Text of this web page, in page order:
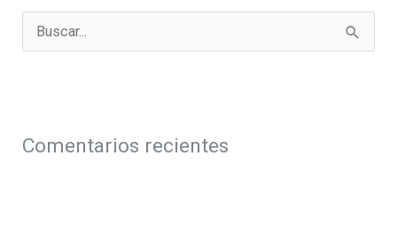
u
a
Comentarios recientes